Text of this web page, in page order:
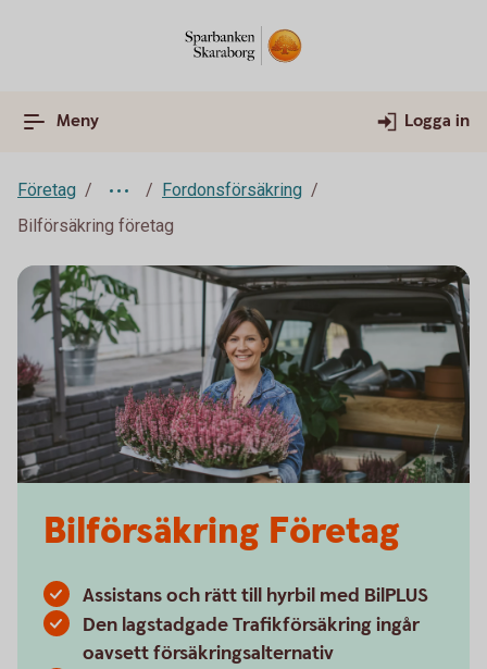
Meny Logga in
Företag
Fordonsförsäkring
Bilförsäkring företag
Bilförsäkring Företag
Assistans och rätt till hyrbil med BilPLUS
Den lagstadgade Trafikförsäkring ingår
oavsett försäkringsalternativ